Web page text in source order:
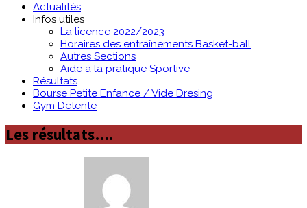
Actualités
Infos utiles
La licence 2022/2023
Horaires des entraînements Basket-ball
Autres Sections
Aide à la pratique Sportive
Résultats
Bourse Petite Enfance / Vide Dresing
Gym Detente
Les résultats….